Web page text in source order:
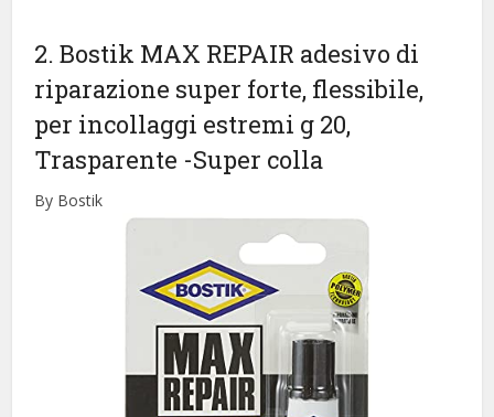
2. Bostik MAX REPAIR adesivo di
riparazione super forte, flessibile,
per incollaggi estremi g 20,
Trasparente -Super colla
By Bostik